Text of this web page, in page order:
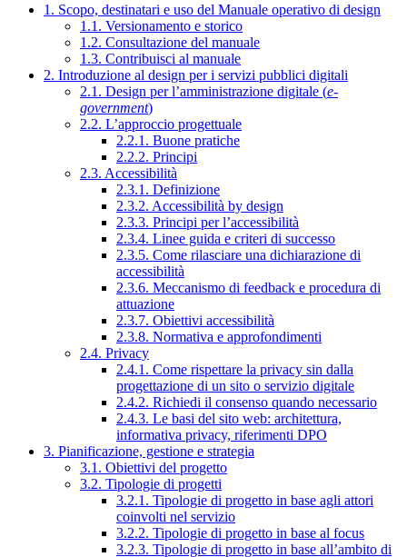
1. Scopo, destinatari e uso del Manuale operativo di design
1.1. Versionamento e storico
1.2. Consultazione del manuale
1.3. Contribuisci al manuale
2. Introduzione al design per i servizi pubblici digitali
2.1. Design per l’amministrazione digitale (e-
government)
2.2. L’approccio progettuale
2.2.1. Buone pratiche
2.2.2. Principi
2.3. Accessibilità
2.3.1. Definizione
2.3.2. Accessibilità by design
2.3.3. Principi per l’accessibilità
2.3.4. Linee guida e criteri di successo
2.3.5. Come rilasciare una dichiarazione di
accessibilità
2.3.6. Meccanismo di feedback e procedura di
attuazione
2.3.7. Obiettivi accessibilità
2.3.8. Normativa e approfondimenti
2.4. Privacy
2.4.1. Come rispettare la privacy sin dalla
progettazione di un sito o servizio digitale
2.4.2. Richiedi il consenso quando necessario
2.4.3. Le basi del sito web: architettura,
informativa privacy, riferimenti DPO
3. Pianificazione, gestione e strategia
3.1. Obiettivi del progetto
3.2. Tipologie di progetti
3.2.1. Tipologie di progetto in base agli attori
coinvolti nel servizio
3.2.2. Tipologie di progetto in base al focus
3.2.3. Tipologie di progetto in base all’ambito di